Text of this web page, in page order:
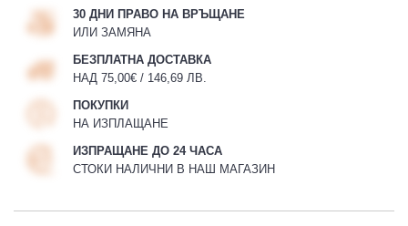
30 ДНИ ПРАВО НА ВРЪЩАНЕ
ИЛИ ЗАМЯНА
БЕЗПЛАТНА ДОСТАВКА
НАД 75,00€ / 146,69 ЛВ.
ПОКУПКИ
НА ИЗПЛАЩАНЕ
ИЗПРАЩАНЕ ДО 24 ЧАСА
СТОКИ НАЛИЧНИ В НАШ МАГАЗИН